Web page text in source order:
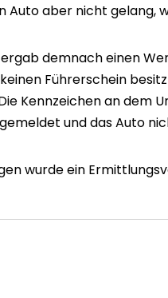
Auto aber nicht gelang,
demnach einen
Führerschein
Kennzeichen an dem
und das Auto
wurde ein